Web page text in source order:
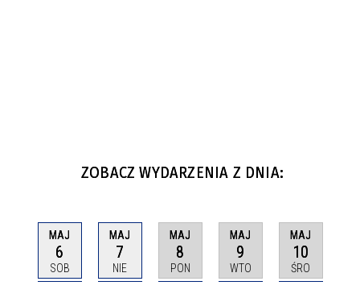
ZOBACZ WYDARZENIA Z DNIA:
MAJ
6
SOB
MAJ
7
NIE
MAJ
8
PON
MAJ
9
WTO
MAJ
10
ŚRO